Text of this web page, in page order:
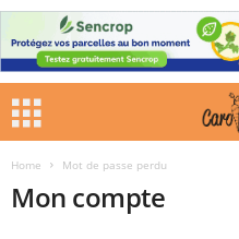
Home Mot de passe perdu
Mon compte